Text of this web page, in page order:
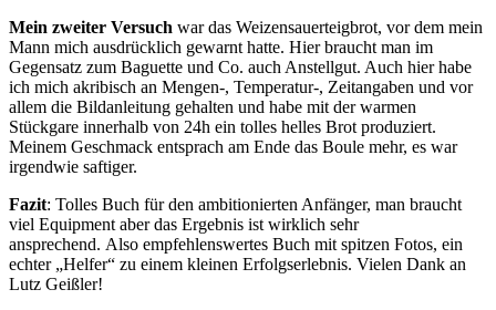
Mein zweiter Versuch war das Weizensauerteigbrot, vor dem mein
Mann mich ausdrücklich gewarnt hatte. Hier braucht man im
Gegensatz zum Baguette und Co. auch Anstellgut. Auch hier habe
ich mich akribisch an Mengen-, Temperatur-, Zeitangaben und vor
allem die Bildanleitung gehalten und habe mit der warmen
Stückgare innerhalb von 24h ein tolles helles Brot produziert.
Meinem Geschmack entsprach am Ende das Boule mehr, es war
irgendwie saftiger.
Fazit: Tolles Buch für den ambitionierten Anfänger, man braucht
viel Equipment aber das Ergebnis ist wirklich sehr
ansprechend. Also empfehlenswertes Buch mit spitzen Fotos, ein
echter „Helfer“ zu einem kleinen Erfolgserlebnis. Vielen Dank an
Lutz Geißler!